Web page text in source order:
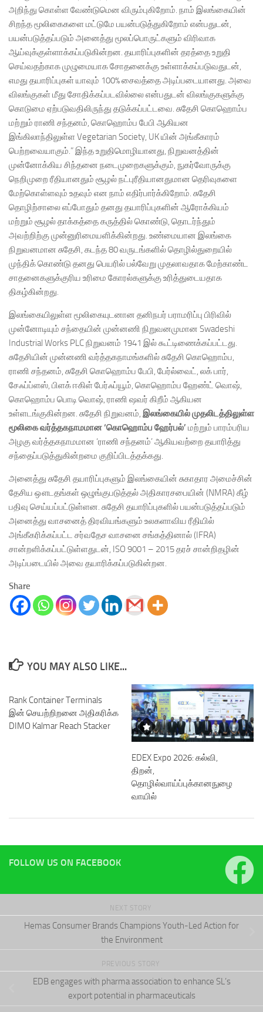
அறிந்து கொள்ள வேண்டுமென விரும்புகிறோம். நாம் இலங்கையின்
சிறந்த மூலிகைகளை மட்டுமே பயன்படுத்துகிறோம் என்பதுடன்,
பயன்படுத்தப்படும் அனைத்து மூலப்பொருட்களும் விரிவாக
ஆய்வுக்குள்ளாக்கப்படுகின்றன. தயாரிப்புகளின் தரத்தை உறுதி
செய்வதற்காக முழுமையாக சோதனைக்கு உள்ளாக்கப்படுவதுடன்,
எமது தயாரிப்புகள் யாவும் 100% சைவத்தை அடிப்படையானது. அவை
விலங்குகள் மீது சோதிக்கப்படவில்லை என்பதுடன் விலங்குகளுக்கு
கொடுமை ஏற்படுவதிலிருந்து தடுக்கப்பட்டவை. சுதேசி கொஹொம்ப
மற்றும் ராணி சந்தனம், கொஹொம்ப பேபி ஆகியன
இங்கிலாந்திலுள்ள Vegetarian Society, UK யின் அங்கீகாரம்
பெற்றவையாகும்.” இந்த உறுதிமொழியானது, நிறுவனத்தின்
முன்னோக்கிய சிந்தனை நடைமுறைகளுக்கும், நுகர்வோருக்கு
நெறிமுறை ரீதியானதும் சூழல் நட்புரீதியானதுமான தெரிவுகளை
மேற்கொள்ளவும் உதவும் என நாம் எதிர்பார்க்கிறோம். சுதேசி
தொழிற்சாலை எப்போதும் தனது தயாரிப்புகளின் ஆரோக்கியம்
மற்றும் சூழல் தாக்கத்தை கருத்தில் கொண்டு, தொடர்ந்தும்
அவற்றிற்கு முன்னுரிமையளிக்கின்றது. உண்மையான இலங்கை
நிறுவனமான சுதேசி, கடந்த 80 வருடங்களில் தொழில்துறையில்
முந்திக் கொண்டு தனது பெயரில் பல்வேறு முதலாவதாக மேற்காண்ட
சாதனைகளுக்குரிய உரிமை கோரல்களுக்கு உரித்துடையதாக
திகழ்கின்றது.
இலங்கையிலுள்ள மூலிகையுடனான தனிநபர் பராமரிப்பு பிரிவில்
முன்னோடியும் சந்தையின் முன்னணி நிறுவனமுமான Swadeshi
Industrial Works PLC நிறுவனம் 1941 இல் கூட்டிணைக்கப்பட்டது.
சுதேசியின் முன்னணி வர்த்தகநாமங்களில் சுதேசி கொஹொம்ப,
ராணி சந்தனம், சுதேசி கொஹொம்ப பேபி, பேர்ல்வைட், லக் பார்,
சேஃப்ப்ளஸ், பிளக் ஈகிள் பேர்ஃப்யூம், கொஹொம்ப ஹேண்ட் வொஷ்,
கொஹொம்ப பொடி வொஷ், ராணி ஷவர் கிறீம் ஆகியன
உள்ளடங்குகின்றன. சுதேசி நிறுவனம், இலங்கையில்முதலிடத்திலுள்ள
மூலிகைவர்த்தகநாமமான‘கொஹொம்ப ஹேர்பல்’ மற்றும் பாரம்பரிய
அழகு வர்த்தகநாமமான ‘ராணி சந்தனம்’ ஆகியவற்றை தயாரித்து
சந்தைப்படுத்துகின்றமை குறிப்பிடத்தக்கது.
அனைத்து சுதேசி தயாரிப்புகளும் இலங்கையின் சுகாதார அமைச்சின்
தேசிய ஔடதங்கள் ஒழுங்குபடுத்தல் அதிகாரசபையின் (NMRA) கீழ்
பதிவு செய்யப்பட்டுள்ளன. சுதேசி தயாரிப்புகளில் பயன்படுத்தப்படும்
அனைத்து வாசனைத் திரவியங்களும் உலகளாவிய ரீதியில்
அங்கீகரிக்கப்பட்ட சர்வதேச வாசனை சங்கத்தினால் (IFRA)
சான்றளிக்கப்பட்டுள்ளதுடன், ISO 9001 – 2015 தரச் சான்றிதழின்
அடிப்படையில் அவை தயாரிக்கப்படுகின்றன.
Share
YOU MAY ALSO LIKE...
Rank Container Terminals
இன் செயற்றிறனை அதிகரிக்க
DIMO Kalmar Reach Stacker
EDEX Expo 2026: கல்வி,
திறன்,
தொழில்வாய்ப்புக்கானநுழை
வாயில்
FOLLOW US ON FACEBOOK
NEXT STORY
Hemas Consumer Brands Champions Youth-Led Action for
the Environment
PREVIOUS STORY
EDB engages with pharma association to enhance SL’s
export potential in pharmaceuticals